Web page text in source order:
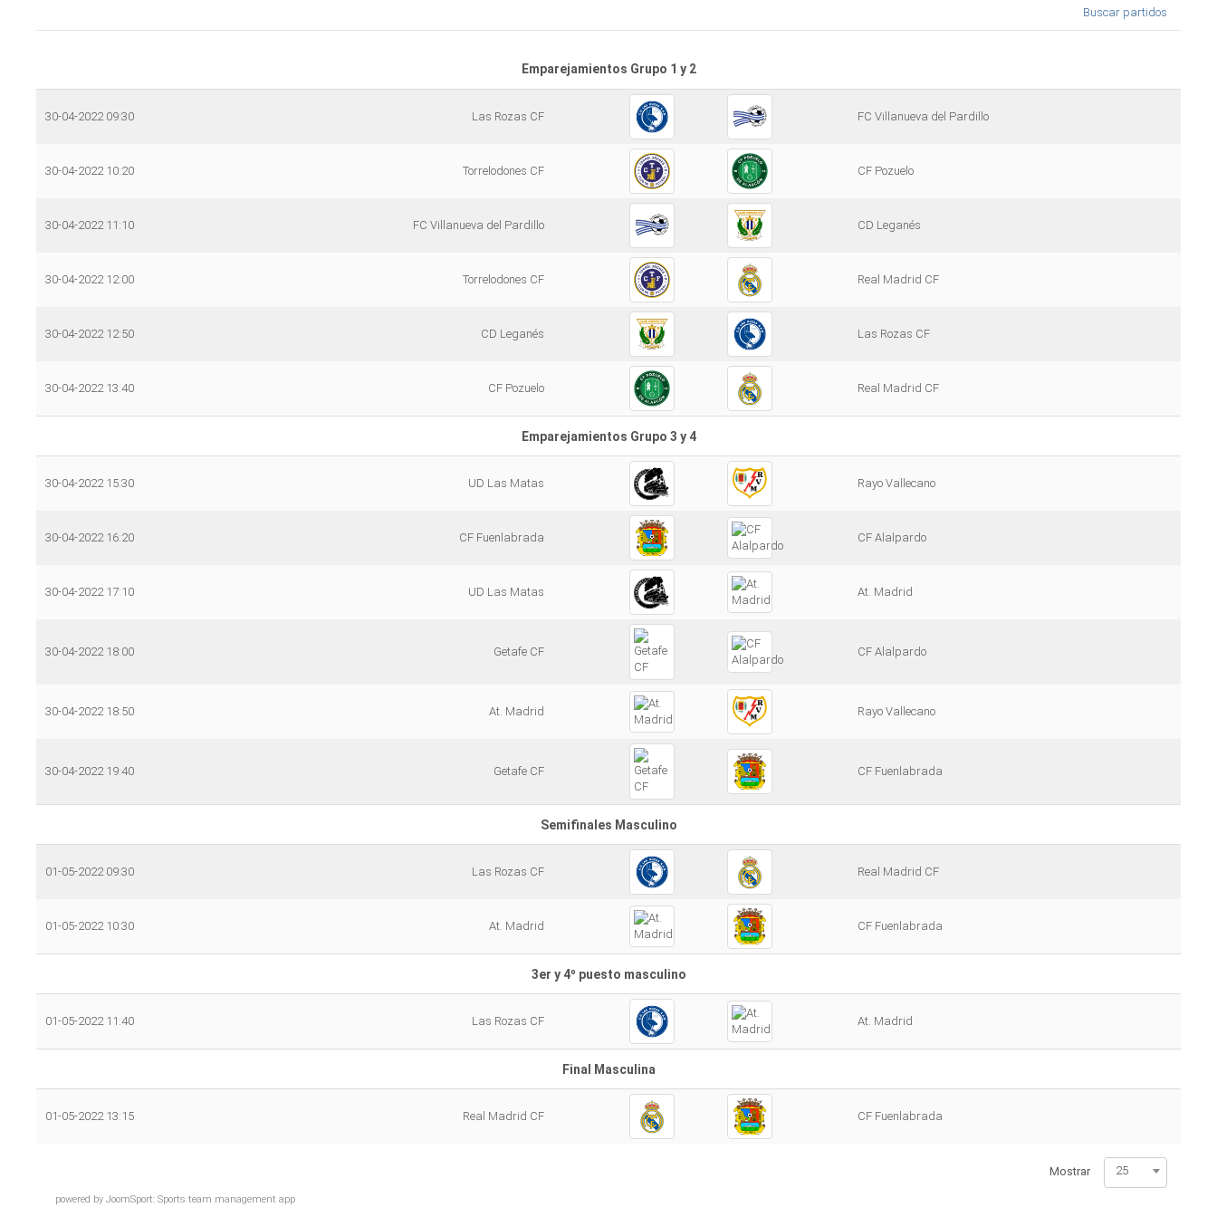
Buscar partidos
Emparejamientos Grupo 1 y 2
30-04-2022 09:30 Las Rozas CF FC Villanueva del Pardillo
30-04-2022 10:20 Torrelodones CF CF Pozuelo
30-04-2022 11:10 FC Villanueva del Pardillo CD Leganés
30-04-2022 12:00 Torrelodones CF Real Madrid CF
30-04-2022 12:50 CD Leganés Las Rozas CF
30-04-2022 13:40 CF Pozuelo Real Madrid CF
Emparejamientos Grupo 3 y 4
30-04-2022 15:30 UD Las Matas Rayo Vallecano
30-04-2022 16:20 CF Fuenlabrada CF Alalpardo
30-04-2022 17:10 UD Las Matas At. Madrid
30-04-2022 18:00 Getafe CF CF Alalpardo
30-04-2022 18:50 At. Madrid Rayo Vallecano
30-04-2022 19:40 Getafe CF CF Fuenlabrada
Semifinales Masculino
01-05-2022 09:30 Las Rozas CF Real Madrid CF
01-05-2022 10:30 At. Madrid CF Fuenlabrada
3er y 4º puesto masculino
01-05-2022 11:40 Las Rozas CF At. Madrid
Final Masculina
01-05-2022 13:15 Real Madrid CF CF Fuenlabrada
Mostrar 25
powered by JoomSport: Sports team management app